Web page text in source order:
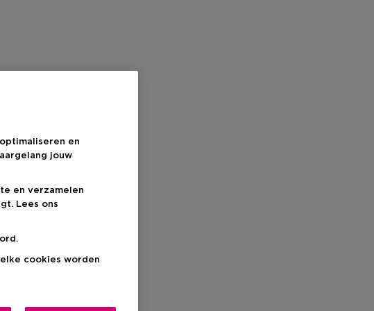
en
jouw
en verzamelen
Lees ons
cookies worden